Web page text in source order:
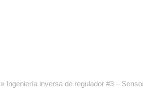
» Ingeniería inversa de regulador #3 –